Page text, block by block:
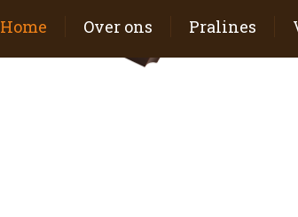
Home Over ons Pralines